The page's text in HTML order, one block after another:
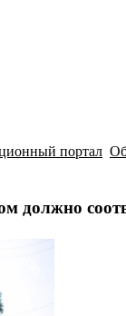
портал
должно